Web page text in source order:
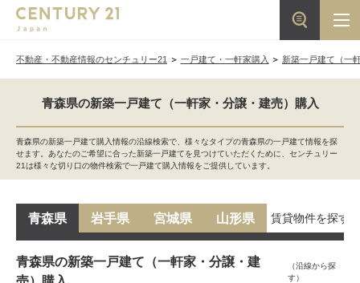
不動産・不動産情報のセンチュリー21 一戸建て・一軒家購入 新築一戸建て（一
青森県の新築一戸建て（一軒家・分譲・建売）購入
青森県の新築一戸建て購入情報の沿線検索で、様々なタイプの青森県の一戸建て情報を探
せます。あなたのご希望に合った新築一戸建てを見つけていただくために、センチュリー
21は様々な切り口の物件検索で一戸建て購入情報をご提供しています。
青森県 岩手県 宮城県 山形県 賃貸物件を探す
青森県の新築一戸建て（一軒家・分譲・建
（沿線から探
す）